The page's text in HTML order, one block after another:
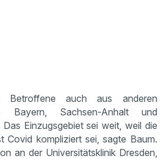
Betroffene auch aus anderen
Bayern, Sachsen-Anhalt und
Einzugsgebiet sei weit, weil die
Covid kompliziert sei, sagte Baum.
an der Universitätsklinik Dresden,